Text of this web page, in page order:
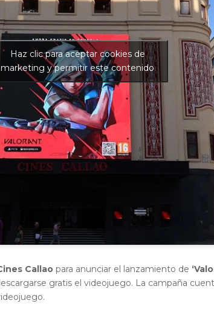
Haz clic para aceptar cookies de
marketing y permitir este contenido
Callao para anunciar el lanzamiento de
gratis el videojuego. La campaña